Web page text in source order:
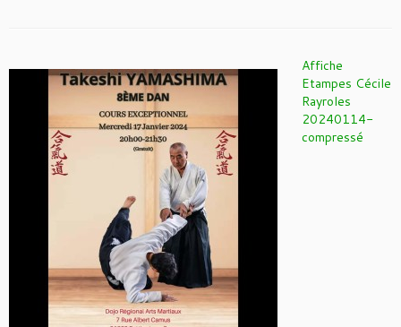
Affiche
Etampes Cécile
Rayroles
20240114-
compressé